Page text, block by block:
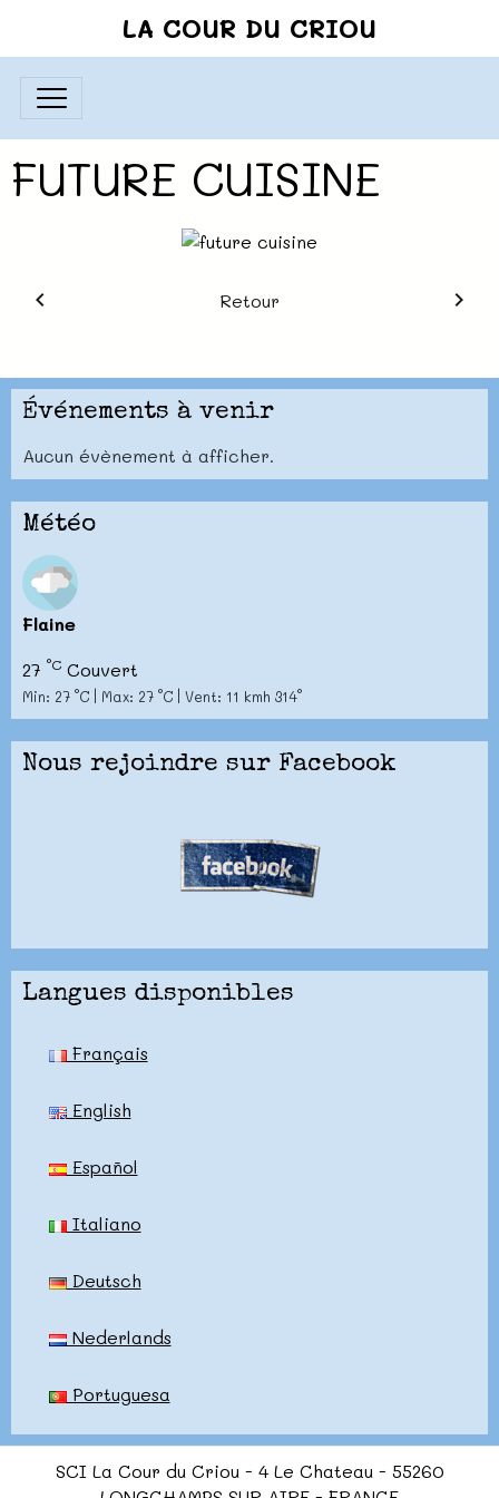
LA COUR DU CRIOU
FUTURE CUISINE
Retour
Événements à venir
Aucun évènement à afficher.
Météo
Flaine
27 °C Couvert
Min: 27 °C | Max: 27 °C | Vent: 11 kmh 314°
Nous rejoindre sur Facebook
Langues disponibles
Français
English
Español
Italiano
Deutsch
Nederlands
Portuguesa
SCI La Cour du Criou - 4 Le Chateau - 55260